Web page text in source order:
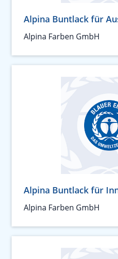
Alpina Buntlack für
Alpina Farben GmbH
Alpina Buntlack für
Alpina Farben GmbH